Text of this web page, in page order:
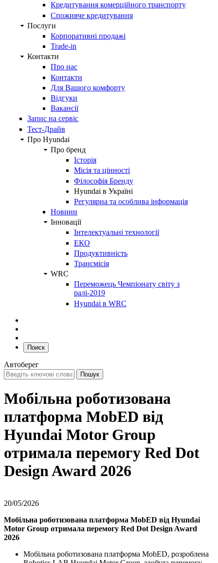
Кредитування комерційного транспорту
Споживче кредитування
Послуги
Корпоративні продажі
Trade-in
Контакти
Про нас
Контакти
Для Вашого комфорту
Відгуки
Вакансії
Запис на сервіс
Тест-Драйв
Про Hyundai
Про бренд
Історія
Місія та цінності
Філософія Бренду
Hyundai в Україні
Регулярна та особлива інформація
Новини
Інновації
Інтелектуальні технології
ЕКО
Продуктивність
Трансмісія
WRC
Переможець Чемпіонату світу з
ралі-2019
Hyundai в WRC
Поиск
Автоберег
Мобільна роботизована
платформа MobED від
Hyundai Motor Group
отримала перемогу Red Dot
Design Award 2026
20/05/2026
Мобільна роботизована платформа MobED від Hyundai
Motor Group отримала перемогу Red Dot Design Award
2026
Мобільна роботизована платформа MobED, розроблена